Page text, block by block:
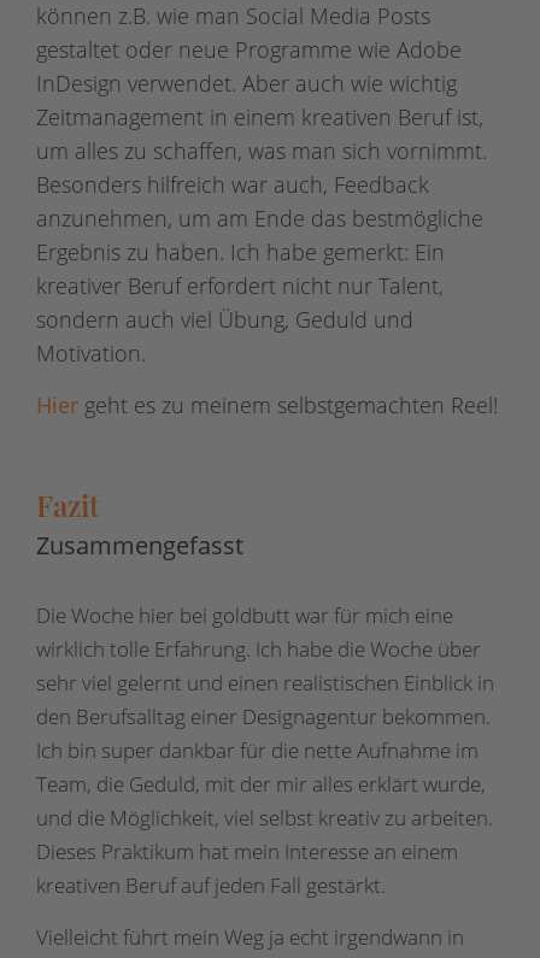
können z.B. wie man Social Media Posts
gestaltet oder neue Programme wie Adobe
InDesign verwendet. Aber auch wie wichtig
Zeitmanagement in einem kreativen Beruf ist,
um alles zu schaffen, was man sich vornimmt.
Besonders hilfreich war auch, Feedback
anzunehmen, um am Ende das bestmögliche
Ergebnis zu haben. Ich habe gemerkt: Ein
kreativer Beruf erfordert nicht nur Talent,
sondern auch viel Übung, Geduld und
Motivation.
Hier geht es zu meinem selbstgemachten Reel!
Fazit
Zusammengefasst
Die Woche hier bei goldbutt war für mich eine
wirklich tolle Erfahrung. Ich habe die Woche über
sehr viel gelernt und einen realistischen Einblick in
den Berufsalltag einer Designagentur bekommen.
Ich bin super dankbar für die nette Aufnahme im
Team, die Geduld, mit der mir alles erklärt wurde,
und die Möglichkeit, viel selbst kreativ zu arbeiten.
Dieses Praktikum hat mein Interesse an einem
kreativen Beruf auf jeden Fall gestärkt.
Vielleicht führt mein Weg ja echt irgendwann in